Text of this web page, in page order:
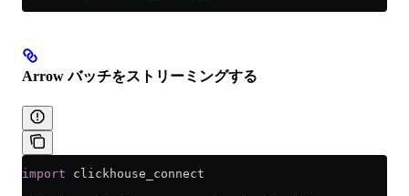
Arrow バッチをストリーミングする
import clickhouse_connect